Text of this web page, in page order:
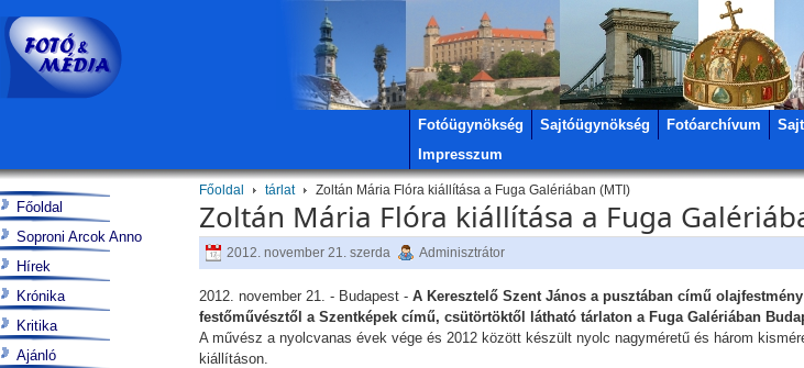
Fotóügynökség Sajtóügynökség Fotóarchívum
Impresszum
Főoldal tárlat Zoltán Mária Flóra kiállítása a Fuga Galériában (MTI)
Zoltán Mária Flóra kiállítása a Fuga
2012. november 21. szerda Adminisztrátor
2012. november 21. - Budapest -A Keresztelő Szent János a pusztában című
festőművésztől a Szentképek című, csütörtöktől látható tárlaton a Fuga Galériában
A művész a nyolcvanas évek vége és 2012 között készült nyolc nagyméretű és három
kiállításon.
Főoldal
Soproni Arcok Anno
Hírek
Krónika
Kritika
Ajánló